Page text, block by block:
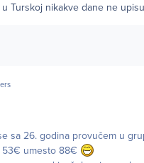
Turskoj nikakve dane ne
sa 26. godina provučem u
53€ umesto 88€